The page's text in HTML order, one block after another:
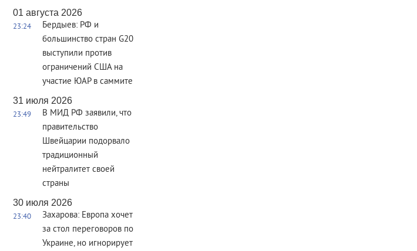
01 августа 2026
23:24
Бердыев: РФ и
большинство стран G20
выступили против
ограничений США на
участие ЮАР в саммите
31 июля 2026
23:49
В МИД РФ заявили, что
правительство
Швейцарии подорвало
традиционный
нейтралитет своей
страны
30 июля 2026
23:40
Захарова: Европа хочет
за стол переговоров по
Украине, но игнорирует